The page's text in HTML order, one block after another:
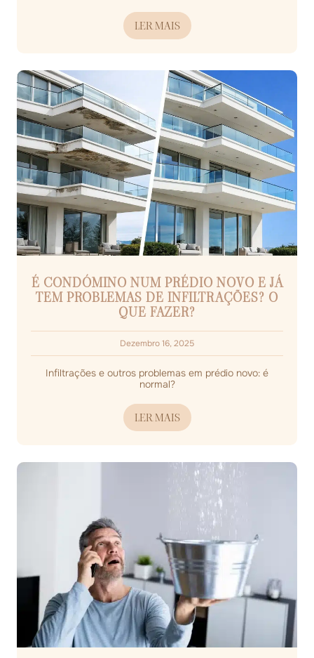
LER MAIS
É CONDÓMINO NUM PRÉDIO NOVO E JÁ
TEM PROBLEMAS DE INFILTRAÇÕES? O
QUE FAZER?
Dezembro 16, 2025
Infiltrações e outros problemas em prédio novo: é
normal?
LER MAIS